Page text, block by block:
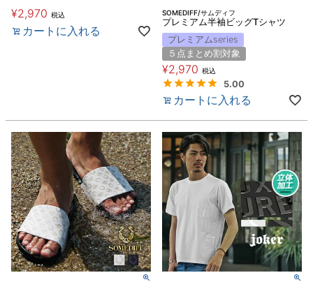
¥2,970 税込
カートに入れる
SOMEDIFF/サムディフ
プレミアム半袖ビッグTシャツ
プレミアムseries
５点まとめ割対象
¥2,970 税込
5.00
カートに入れる